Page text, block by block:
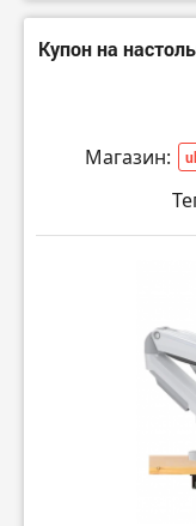
Купон на
Магазин: